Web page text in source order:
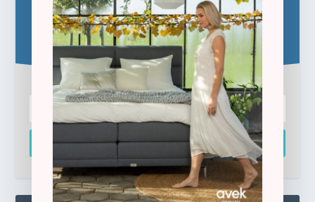
Blijf op de hoogte!
Schrijf u hier in voor de gratis e-newsletter.
Inschrijven